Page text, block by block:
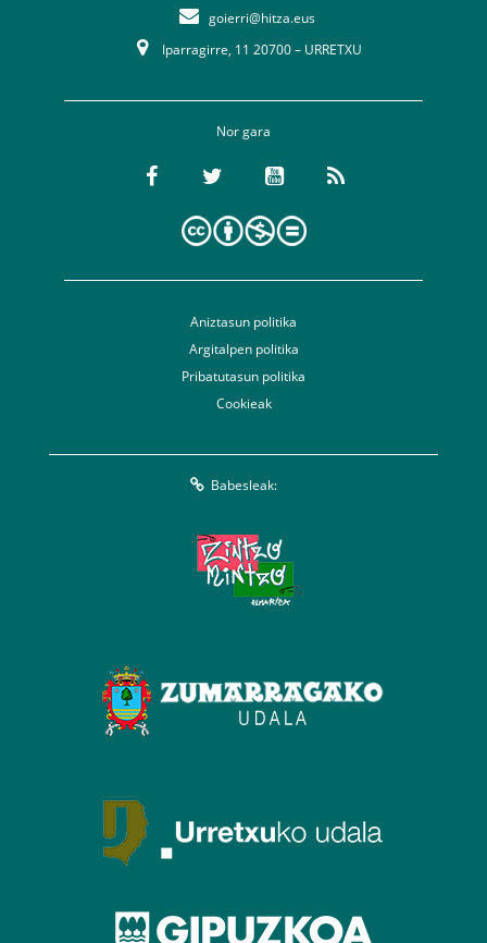
goierri@hitza.eus
Iparragirre, 11 20700 – URRETXU
Nor gara
Aniztasun politika
Argitalpen politika
Pribatutasun politika
Cookieak
Babesleak: